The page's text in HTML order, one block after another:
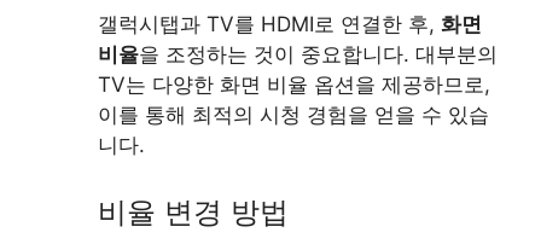
갤럭시탭과 TV를 HDMI로 연결한 후, 화면
비율을 조정하는 것이 중요합니다. 대부분의
TV는 다양한 화면 비율 옵션을 제공하므로,
이를 통해 최적의 시청 경험을 얻을 수 있습
니다.
비율 변경 방법